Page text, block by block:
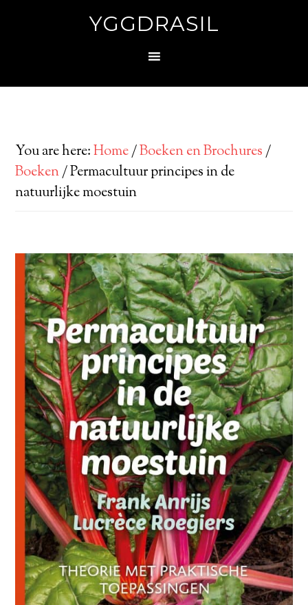
YGGDRASIL
You are here:Home/Boeken en Brochures/
Boeken/Permacultuur principes in de
natuurlijke moestuin